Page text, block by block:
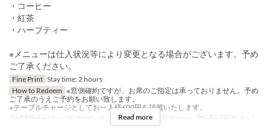
・コーヒー
・紅茶
・ハーブティー
※メニューは仕入状況等により変更となる場合がございます。予め
ご了承ください。
Fine Print Stay time: 2 hours
How to Redeem ※窓側確約ですが、お席のご指定は承っておりません。予め
ご了承のうえご予約をお願い致します。
※テーブルチャージとしてお一人様600円を頂戴いたします。
Valid Dates
Dec 20, 2025 ~ Dec 25, 2025 Meals Dinner Order Limit 2 ~ 2
Read more